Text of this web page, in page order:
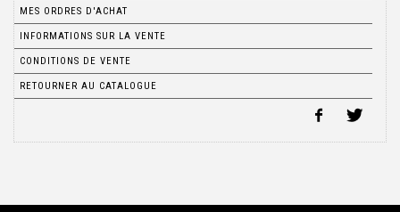
MES ORDRES D'ACHAT
INFORMATIONS SUR LA VENTE
CONDITIONS DE VENTE
RETOURNER AU CATALOGUE